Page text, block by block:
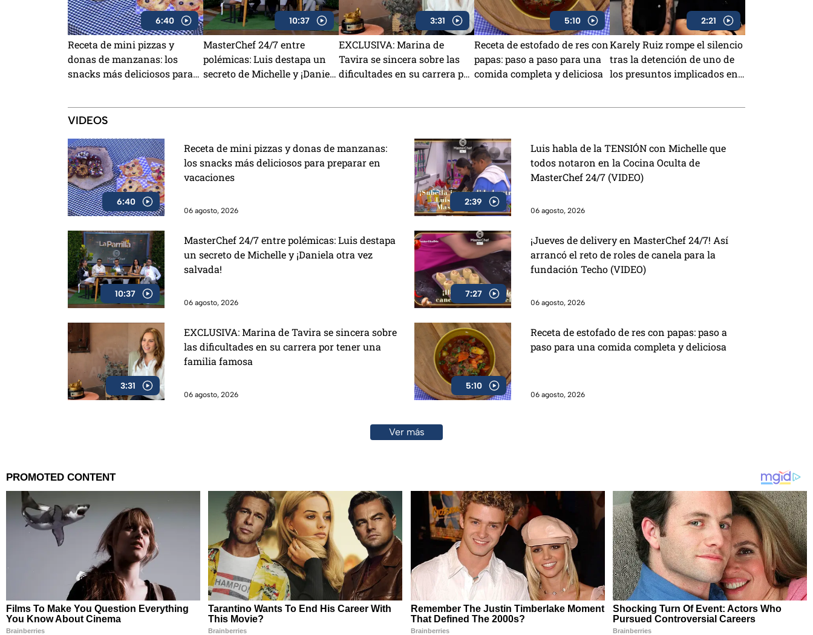
6:40
Receta de mini pizzas y
donas de manzanas: los
snacks más deliciosos para
10:37
MasterChef 24/7 entre
polémicas: Luis destapa un
secreto de Michelle y ¡Daniela
3:31
EXCLUSIVA: Marina de
Tavira se sincera sobre las
dificultades en su carrera por
5:10
Receta de estofado de res con
papas: paso a paso para una
comida completa y deliciosa
2:21
Karely Ruiz rompe el silencio
tras la detención de uno de
los presuntos implicados en
VIDEOS
6:40
Receta de mini pizzas y donas de manzanas:
los snacks más deliciosos para preparar en
vacaciones
06 agosto, 2026
2:39
Luis habla de la TENSIÓN con Michelle que
todos notaron en la Cocina Oculta de
MasterChef 24/7 (VIDEO)
06 agosto, 2026
10:37
MasterChef 24/7 entre polémicas: Luis destapa
un secreto de Michelle y ¡Daniela otra vez
salvada!
06 agosto, 2026
7:27
¡Jueves de delivery en MasterChef 24/7! Así
arrancó el reto de roles de canela para la
fundación Techo (VIDEO)
06 agosto, 2026
3:31
EXCLUSIVA: Marina de Tavira se sincera sobre
las dificultades en su carrera por tener una
familia famosa
06 agosto, 2026
5:10
Receta de estofado de res con papas: paso a
paso para una comida completa y deliciosa
06 agosto, 2026
Ver más